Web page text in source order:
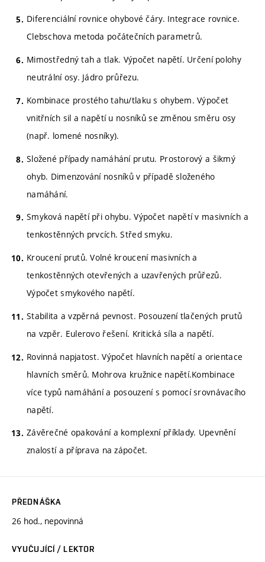
Diferenciální rovnice ohybové čáry. Integrace rovnice.
Clebschova metoda počátečních parametrů.
Mimostředný tah a tlak. Výpočet napětí. Určení polohy
neutrální osy. Jádro průřezu.
Kombinace prostého tahu/tlaku s ohybem. Výpočet
vnitřních sil a napětí u nosníků se změnou směru osy
(např. lomené nosníky).
Složené případy namáhání prutu. Prostorový a šikmý
ohyb. Dimenzování nosníků v případě složeného
namáhání.
Smyková napětí při ohybu. Výpočet napětí v masivních a
tenkostěnných prvcích. Střed smyku.
Kroucení prutů. Volné kroucení masivních a
tenkostěnných otevřených a uzavřených průřezů.
Výpočet smykového napětí.
Stabilita a vzpěrná pevnost. Posouzení tlačených prutů
na vzpěr. Eulerovo řešení. Kritická síla a napětí.
Rovinná napjatost. Výpočet hlavních napětí a orientace
hlavních směrů. Mohrova kružnice napětí.Kombinace
více typů namáhání a posouzení s pomocí srovnávacího
napětí.
Závěrečné opakování a komplexní příklady. Upevnění
znalostí a příprava na zápočet.
PŘEDNÁŠKA
26 hod., nepovinná
VYUČUJÍCÍ / LEKTOR